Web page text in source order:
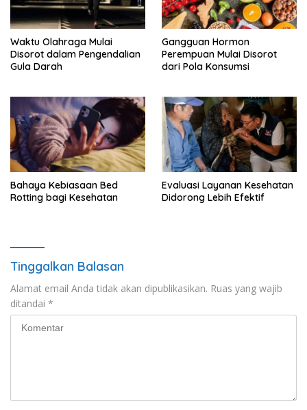
Waktu Olahraga Mulai
Disorot dalam Pengendalian
Gula Darah
Gangguan Hormon
Perempuan Mulai Disorot
dari Pola Konsumsi
Bahaya Kebiasaan Bed
Rotting bagi Kesehatan
Evaluasi Layanan Kesehatan
Didorong Lebih Efektif
Tinggalkan Balasan
Alamat email Anda tidak akan dipublikasikan. Ruas yang wajib
ditandai *